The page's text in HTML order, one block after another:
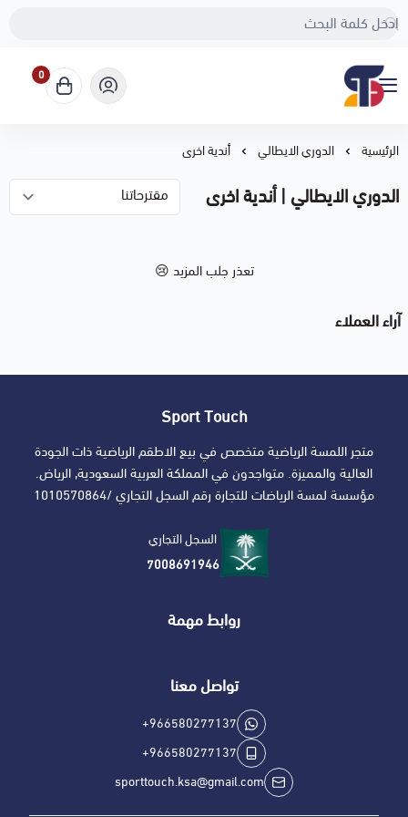
Sport Touch
0
الرئيسية الدوري الايطالي أندية اخرى
الدوري الايطالي | أندية اخرى
تعذر جلب المزيد 😢
آراء العملاء
Sport Touch
متجر اللمسة الرياضية متخصص في بيع الاطقم الرياضية ذات الجودة
العالية والمميزة. متواجدون في المملكة العربية السعودية, الرياض.
مؤسسة لمسة الرياضات للتجارة رقم السجل التجاري /1010570864
السجل التجاري
7008691946
روابط مهمة
تواصل معنا
+966580277137
+966580277137
sporttouch.ksa@gmail.com